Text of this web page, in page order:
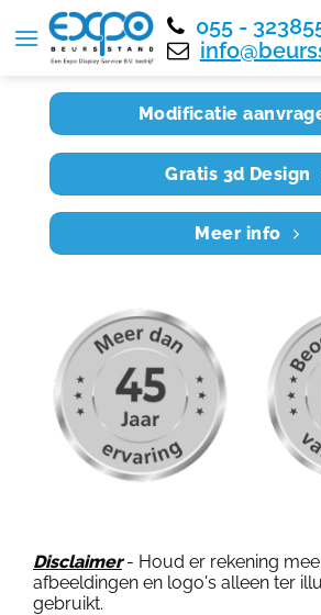
055 -
Home RE8X5 017
Modificatie
Gratis 3d Design
Meer info
Disclaimer- Houd er rekening
afbeeldingen en logo's alleen ter
gebruikt.